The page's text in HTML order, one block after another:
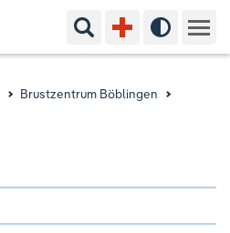
Suchbegriff eingeben
Hoher
Brustzentrum Böblingen